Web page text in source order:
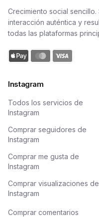
Crecimiento social sencillo.
interacción auténtica y
todas las plataformas
Instagram
Todos los servicios de
Instagram
Comprar seguidores de
Instagram
Comprar me gusta de
Instagram
Comprar visualizaciones de
Instagram
Comprar comentarios